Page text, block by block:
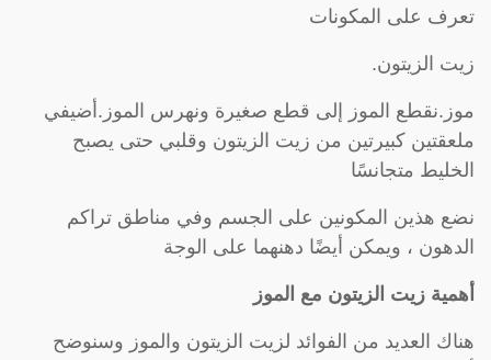
تعرف على المكونات
زيت الزيتون.
موز.نقطع الموز إلى قطع صغيرة ونهرس الموز.أضيفي
ملعقتين كبيرتين من زيت الزيتون وقلبي حتى يصبح
الخليط متجانسًا
نضع هذين المكونين على الجسم وفي مناطق تراكم
الدهون ، ويمكن أيضًا دهنهما على الوجة
أهمية زيت الزيتون مع الموز
هناك العديد من الفوائد لزيت الزيتون والموز وسنوضح